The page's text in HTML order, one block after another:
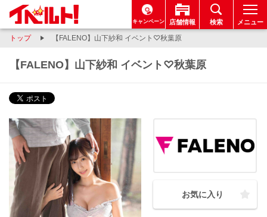
キャンペーン 店舗情報 検索 メニュー
トップ 【FALENO】山下紗和 イベント♡秋葉原
【FALENO】山下紗和 イベント♡秋葉原
お気に入り